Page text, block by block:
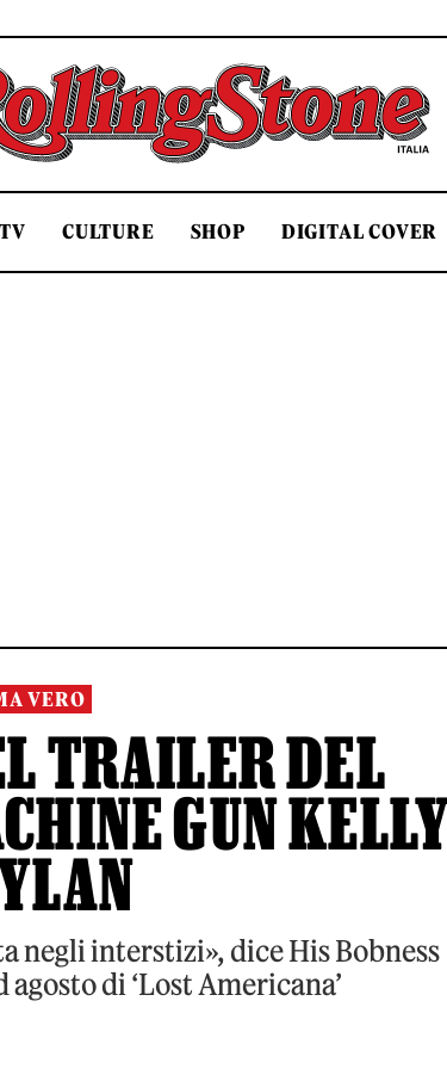
Rolling Stone Italia
CULTURE SHOP DIGITAL COVER
VERO
TRAILER DEL
GUN
negli interstizi», dice His Bobness
di ‘Lost Americana’